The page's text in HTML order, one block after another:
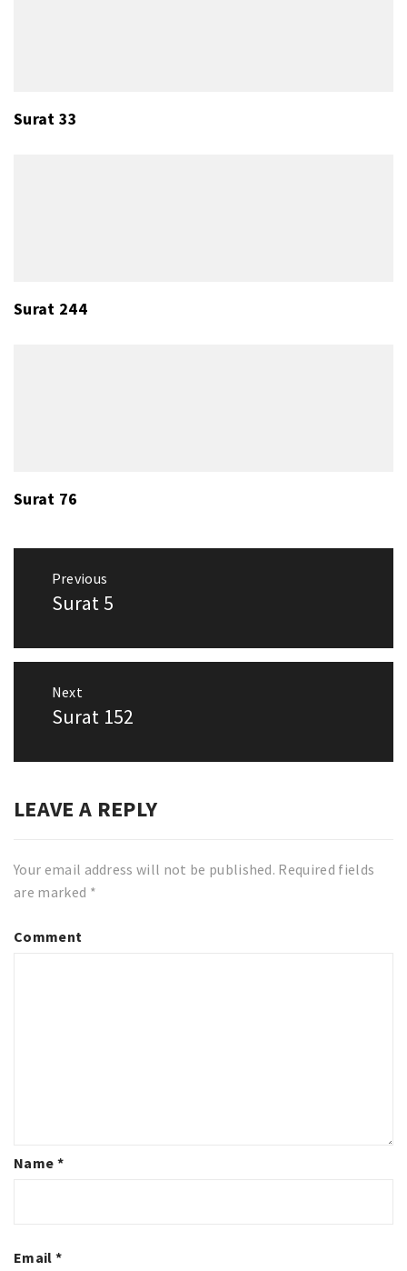
Surat 33
Surat 244
Surat 76
Post
navigation
Previous
Previous
Surat 5
Next
Next
Surat 152
LEAVE A REPLY
Your email address will not be published. Required fields
are marked *
Comment
Name *
Email *